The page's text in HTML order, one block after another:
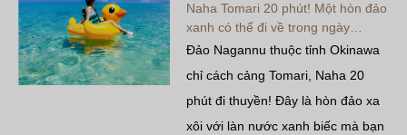
BBQ…
Naha Tomari 20 phút! Một hòn đảo
xanh có thể đi về trong ngày…
Đảo Nagannu thuộc tỉnh Okinawa
chỉ cách cảng Tomari, Naha 20
phút đi thuyền! Đây là hòn đảo xa
xôi với làn nước xanh biếc mà bạn